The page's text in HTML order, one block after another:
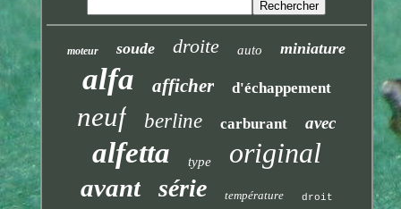
moteur soude droite auto miniature
alfa afficher d'échappement
neuf berline carburant avec
alfetta type original
avant série température droit